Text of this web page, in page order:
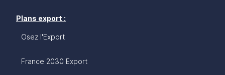
Plans export :
Osez l'Export
France 2030 Export